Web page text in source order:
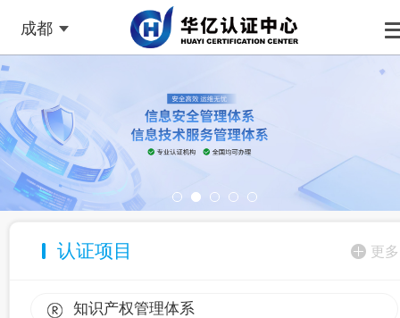
成都
认证项目 更多
知识产权管理体系